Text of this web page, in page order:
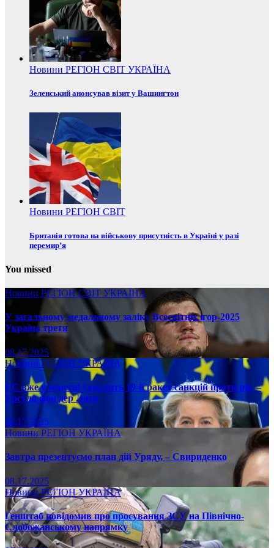
Новини РЕГІОН СВІТ УКРАЇНА
Зеленський анонсував візит у Вашингтон
Новини РЕГІОН СВІТ
Британія готова на військову присутність в Україні у разі
перемир’я
You missed
Новини РЕГІОНСВІТ УКРАЇНА
У загальному медальному заліку Всесвітніх ігор-2025
Україна третя
08.17.2025
НовиниРЕГІОН УКРАЇНА
ЄС вже у вересні ухвалить 19-й ракет санкцій проти рф, –
Урсула фон дер Ляєн
08.17.2025
Новини РЕГІОН УКРАЇНА
Завтра презентуємо план дій Уряду, – Свириденко
08.17.2025
НовиниРЕГІОНУКРАЇНА
Генштаб повідомив про просування ЗСУ на Північно-
Слобожанському напрямку